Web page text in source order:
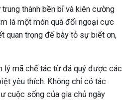
thành bền bỉ và kiên cường
là một món quà đối ngoại cực
quan trọng để bày tỏ sự biết ơn,
lý mã chế tác từ đá quý được các
yêu thích. Không chỉ có tác
cuộc sống của gia chủ ngày